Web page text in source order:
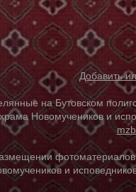
Добавить
на Бутовском
Новомучеников и
и